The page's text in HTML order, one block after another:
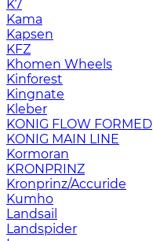
K7
Kama
Kapsen
KFZ
Khomen Wheels
Kinforest
Kingnate
Kleber
KONIG FLOW FORMED
KONIG MAIN LINE
Kormoran
KRONPRINZ
Kronprinz/Accuride
Kumho
Landsail
Landspider